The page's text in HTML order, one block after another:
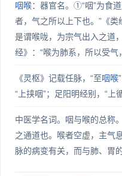
咽喉：器官名。①“咽”为食
者，气之所以上下也。”《
是谓喉咙，为宗气出入之道
经》：“喉为肺系，所以受
《灵枢》记载任脉，“至咽喉
“上挟咽”；足阳明经别，“上
中医学名词。咽与喉的总称
之通道也。喉者空虚，主气
脉的病变有关，而与肺、胃